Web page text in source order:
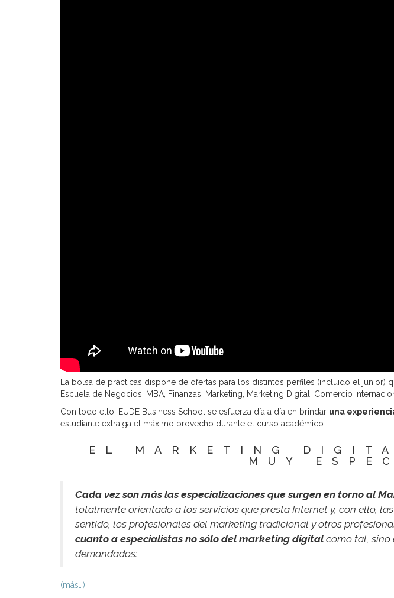
La bolsa de prácticas dispone de ofertas para los distintos perfiles (incluido el
Escuela de Negocios: MBA, Finanzas, Marketing, Marketing Digital, Comercio
Con todo ello, EUDE Business School se esfuerza día a día en brindar una
estudiante extraiga el máximo provecho durante el curso académico.
EL MARKETING
MUY
Cada vez son más las especializaciones que surgen en torno al
totalmente orientado a los servicios que presta Internet y, con ello,
sentido, los profesionales del marketing tradicional y otros
cuanto a especialistas no sólo del marketing digital como tal, sino
demandados:
(más…)